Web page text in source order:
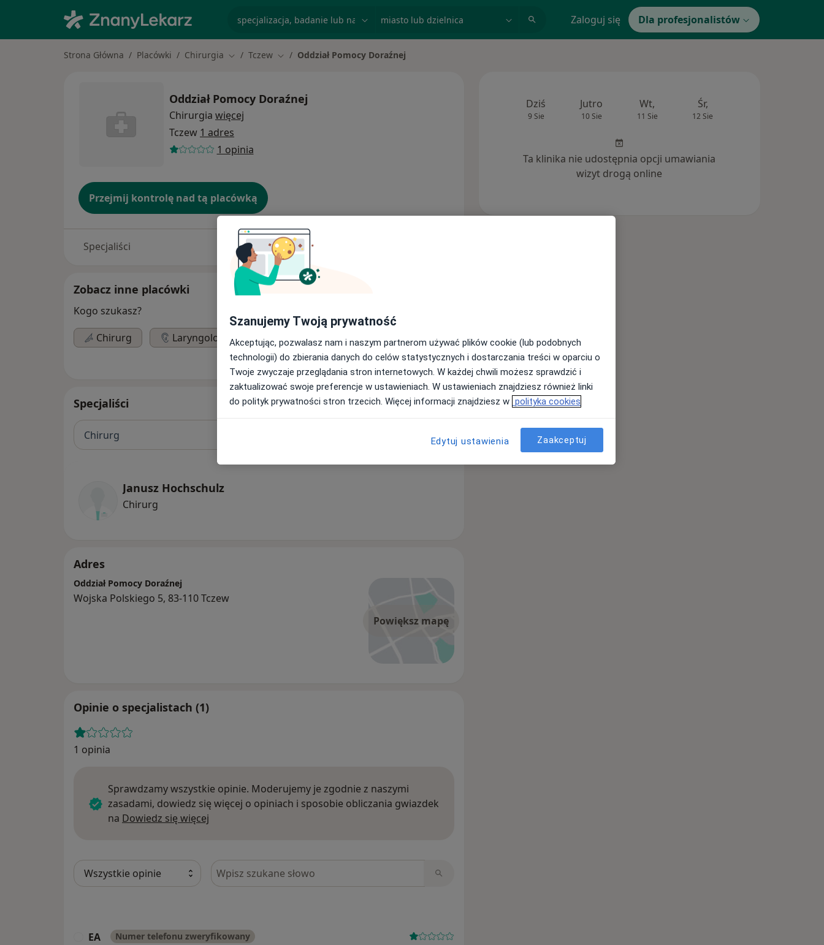
Zaloguj się Dla profesjonalistów
Strona Główna Placówki Chirurgia Zmień miasto
Tczew Zmień miasto
Oddział Pomocy Doraźnej
Oddział Pomocy Doraźnej
Chirurgia więcej
Tczew 1 adres
1 opinia
Przejmij kontrolę nad tą placówką
Specjaliści Adresy
Zobacz inne placówki
Kogo szukasz?
Chirurg
Laryngolog
Psychiatra
Szukaj innej specjalizacji
Specjaliści
Chirurg
Janusz Hochschulz
Chirurg
Adres
Powiększ mapę
Oddział Pomocy Doraźnej
Wojska Polskiego 5, 83-110 Tczew
Opinie o specjalistach (1)
1 opinia
Sprawdzamy wszystkie opinie. Moderujemy je zgodnie z naszymi
zasadami, dowiedz się więcej o opiniach i sposobie obliczania gwiazdek
na Dowiedz się więcej
Szukaj w opiniach
EA Numer telefonu zweryfikowany
Dziś
9 Sie
Jutro
10 Sie
Wt,
11 Sie
Śr,
12 Sie
Ta klinika nie udostępnia opcji umawiania
wizyt drogą online
Szanujemy Twoją prywatność
Akceptując, pozwalasz nam i naszym partnerom używać plików cookie (lub podobnych
technologii) do zbierania danych do celów statystycznych i dostarczania treści w oparciu o
Twoje zwyczaje przeglądania stron internetowych. W każdej chwili możesz sprawdzić i
zaktualizować swoje preferencje w ustawieniach. W ustawieniach znajdziesz również linki
do polityk prywatności stron trzecich. Więcej informacji znajdziesz w polityka cookies
Edytuj ustawienia Zaakceptuj